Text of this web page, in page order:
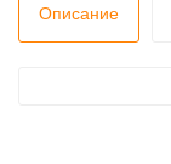
Описание